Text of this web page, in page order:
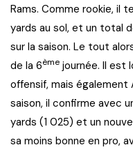
Rams. Comme rookie, il
yards au sol, et un total
sur la saison. Le tout
de la 6ème journée. Il est
offensif, mais également
saison, il confirme avec
yards (1 025) et un
sa moins bonne en pro,